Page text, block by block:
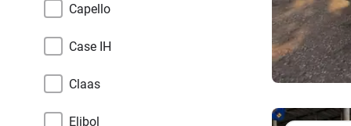
Capello
Case IH
Claas
Elibol